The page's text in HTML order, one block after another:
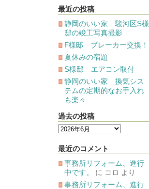
最近の投稿
静岡のいい家 駿河区S様
邸の竣工写真撮影
F様邸 ブレーカー交換！
夏休みの宿題
S様邸 エアコン取付
静岡のいい家 換気シス
テムの定期的なお手入れ
も楽々
過去の投稿
過
去
投
稿
最近のコメント
事務所リフォーム、進行
中です。
に コロ より
事務所リフォーム、進行